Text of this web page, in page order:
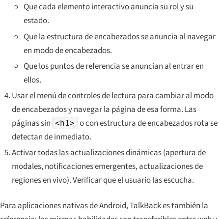
Que cada elemento interactivo anuncia su rol y su
estado.
Que la estructura de encabezados se anuncia al navegar
en modo de encabezados.
Que los puntos de referencia se anuncian al entrar en
ellos.
Usar el menú de controles de lectura para cambiar al modo
de encabezados y navegar la página de esa forma. Las
páginas sin <h1> o con estructura de encabezados rota se
detectan de inmediato.
Activar todas las actualizaciones dinámicas (apertura de
modales, notificaciones emergentes, actualizaciones de
regiones en vivo). Verificar que el usuario las escucha.
Para aplicaciones nativas de Android, TalkBack es también la